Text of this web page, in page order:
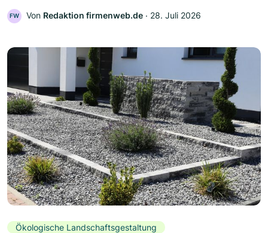
FW Von Redaktion firmenweb.de ‧ 28. Juli 2026
Ökologische Landschaftsgestaltung